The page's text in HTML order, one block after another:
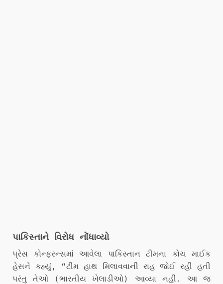
પાકિસ્તાને વિરોધ નોંધાવ્યો
પ્રેસ કોન્ફરન્સમાં આવેલા પાકિસ્તાન ટીમના કોચ માઈક
હેસને કહ્યું, “ટીમ હાથ મિલાવવાની રાહ જોઈ રહી હતી
પરંતુ તેઓ (ભારતીય ખેલાડીઓ) આવ્યા નહીં. આ જ